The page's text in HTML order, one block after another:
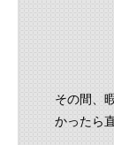
その間、
かったら